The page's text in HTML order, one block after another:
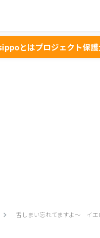
とはプロジェクト保
舌しまい忘れてますよ～ イエ